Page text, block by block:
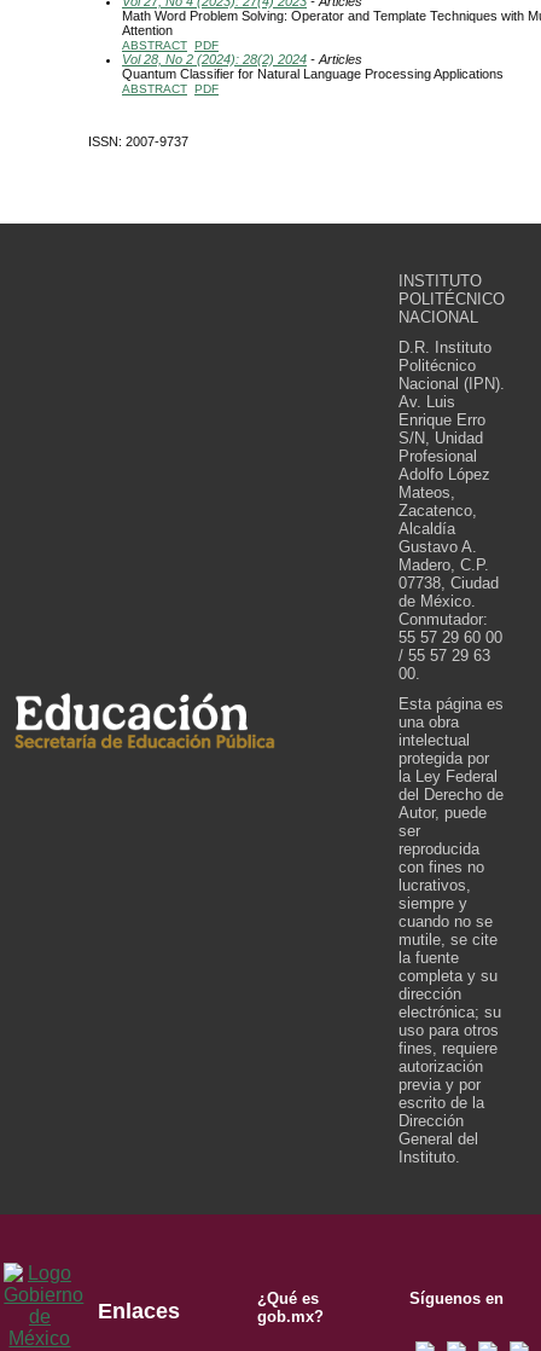
Math Word Problem Solving: Operator and Template Techniques with
Attention
ABSTRACT PDF
Vol 28, No 2 (2024): 28(2) 2024 - Articles
Quantum Classifier for Natural Language Processing Applications
ABSTRACT PDF
ISSN: 2007-9737
INSTITUTO
POLITÉCNICO
NACIONAL
D.R. Instituto
Politécnico
Nacional (IPN).
Av. Luis
Enrique Erro
S/N, Unidad
Profesional
Adolfo López
Mateos,
Zacatenco,
Alcaldía
Gustavo A.
Madero, C.P.
07738, Ciudad
de México.
Conmutador:
55 57 29 60 00
/ 55 57 29 63
00.
Esta página es
una obra
intelectual
protegida por
la Ley Federal
del Derecho de
Autor, puede
ser
reproducida
con fines no
lucrativos,
siempre y
cuando no se
mutile, se cite
la fuente
completa y su
dirección
electrónica; su
uso para otros
fines, requiere
autorización
previa y por
escrito de la
Dirección
General del
Instituto.
Enlaces
¿Qué es
gob.mx?
Síguenos en